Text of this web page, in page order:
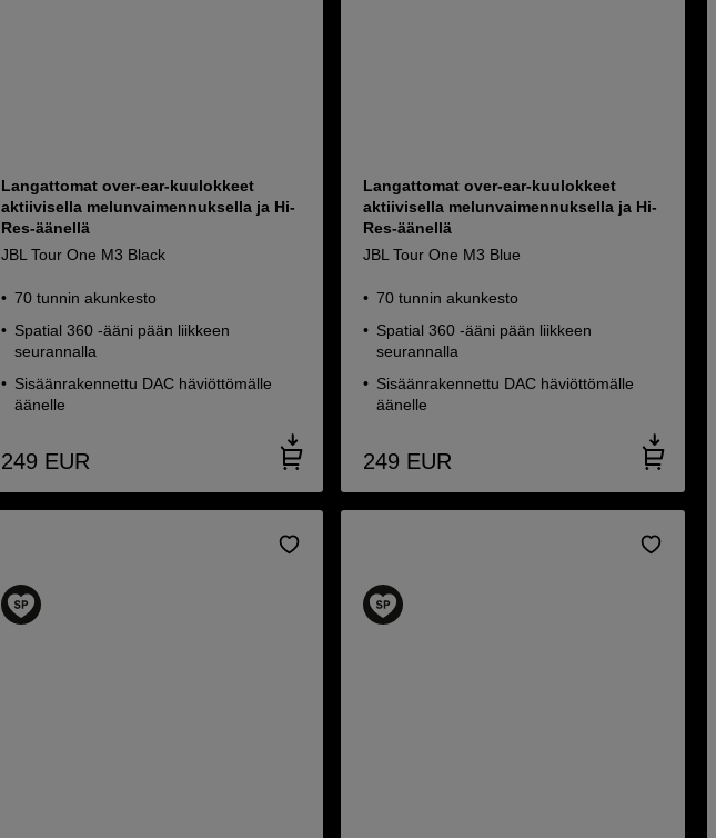
Langattomat over-ear-kuulokkeet
aktiivisella melunvaimennuksella ja Hi-
Res-äänellä
JBL Tour One M3 Black
70 tunnin akunkesto
Spatial 360 -ääni pään liikkeen
seurannalla
Sisäänrakennettu DAC häviöttömälle
äänelle
249 EUR
Langattomat over-ear-kuulokkeet
aktiivisella melunvaimennuksella ja Hi-
Res-äänellä
JBL Tour One M3 Blue
70 tunnin akunkesto
Spatial 360 -ääni pään liikkeen
seurannalla
Sisäänrakennettu DAC häviöttömälle
äänelle
249 EUR